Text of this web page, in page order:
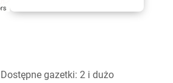
gazetki: 2 i dużo